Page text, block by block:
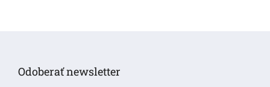
Odoberať newsletter